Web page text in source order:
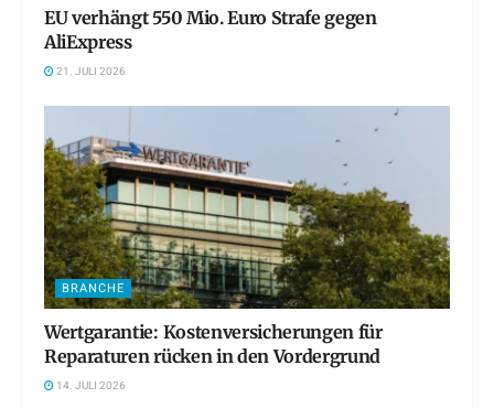
EU verhängt 550 Mio. Euro Strafe gegen
AliExpress
21. JULI 2026
BRANCHE
Wertgarantie: Kostenversicherungen für
Reparaturen rücken in den Vordergrund
14. JULI 2026